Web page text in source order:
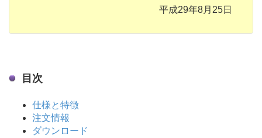
平成29年8月25日
目次
仕様と特徴
注文情報
ダウンロード